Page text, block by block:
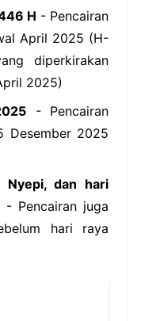
H - Pencairan
April 2025 (H-
diperkirakan
2025)
- Pencairan
Desember 2025
Nyepi, dan hari
- Pencairan juga
hari raya